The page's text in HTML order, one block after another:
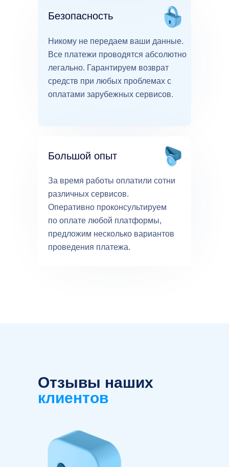
Безопасность
Никому не передаем ваши данные.
Все платежи проводятся абсолютно
легально. Гарантируем возврат
средств при любых проблемах с
оплатами зарубежных сервисов.
Большой опыт
За время работы оплатили сотни
различных сервисов.
Оперативно проконсультируем
по оплате любой платформы,
предложим несколько вариантов
проведения платежа.
Отзывы наших
клиентов